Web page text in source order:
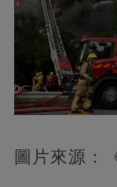
圖片來源：